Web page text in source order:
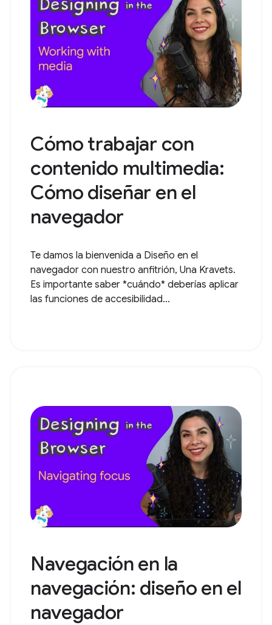
Cómo trabajar con
contenido multimedia:
Cómo diseñar en el
navegador
Te damos la bienvenida a Diseño en el
navegador con nuestro anfitrión, Una Kravets.
Es importante saber *cuándo* deberías aplicar
las funciones de accesibilidad...
Navegación en la
navegación: diseño en el
navegador